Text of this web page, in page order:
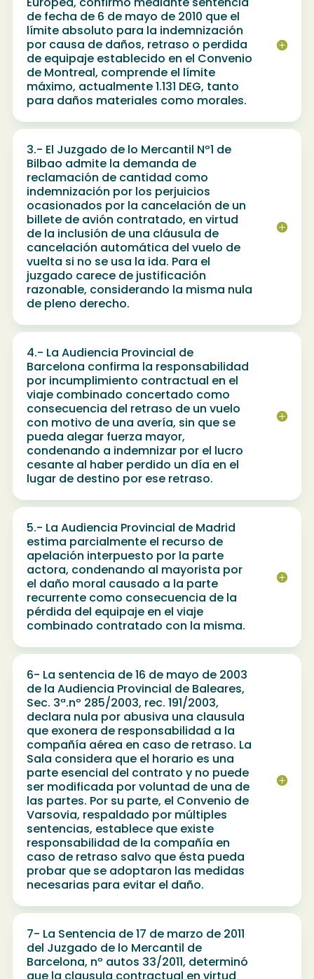
de fecha de 6 de mayo de 2010 que el
límite absoluto para la indemnización
por causa de daños, retraso o perdida
de equipaje establecido en el Convenio
de Montreal, comprende el límite
máximo, actualmente 1.131 DEG, tanto
para daños materiales como morales.
3.- El Juzgado de lo Mercantil Nº1 de
Bilbao admite la demanda de
reclamación de cantidad como
indemnización por los perjuicios
ocasionados por la cancelación de un
billete de avión contratado, en virtud
de la inclusión de una cláusula de
cancelación automática del vuelo de
vuelta si no se usa la ida. Para el
juzgado carece de justificación
razonable, considerando la misma nula
de pleno derecho.
4.- La Audiencia Provincial de
Barcelona confirma la responsabilidad
por incumplimiento contractual en el
viaje combinado concertado como
consecuencia del retraso de un vuelo
con motivo de una avería, sin que se
pueda alegar fuerza mayor,
condenando a indemnizar por el lucro
cesante al haber perdido un día en el
lugar de destino por ese retraso.
5.- La Audiencia Provincial de Madrid
estima parcialmente el recurso de
apelación interpuesto por la parte
actora, condenando al mayorista por
el daño moral causado a la parte
recurrente como consecuencia de la
pérdida del equipaje en el viaje
combinado contratado con la misma.
6- La sentencia de 16 de mayo de 2003
de la Audiencia Provincial de Baleares,
Sec. 3ª.nº 285/2003, rec. 191/2003,
declara nula por abusiva una clausula
que exonera de responsabilidad a la
compañía aérea en caso de retraso. La
Sala considera que el horario es una
parte esencial del contrato y no puede
ser modificada por voluntad de una de
las partes. Por su parte, el Convenio de
Varsovia, respaldado por múltiples
sentencias, establece que existe
responsabilidad de la compañía en
caso de retraso salvo que ésta pueda
probar que se adoptaron las medidas
necesarias para evitar el daño.
7- La Sentencia de 17 de marzo de 2011
del Juzgado de lo Mercantil de
Barcelona, nº autos 33/2011, determinó